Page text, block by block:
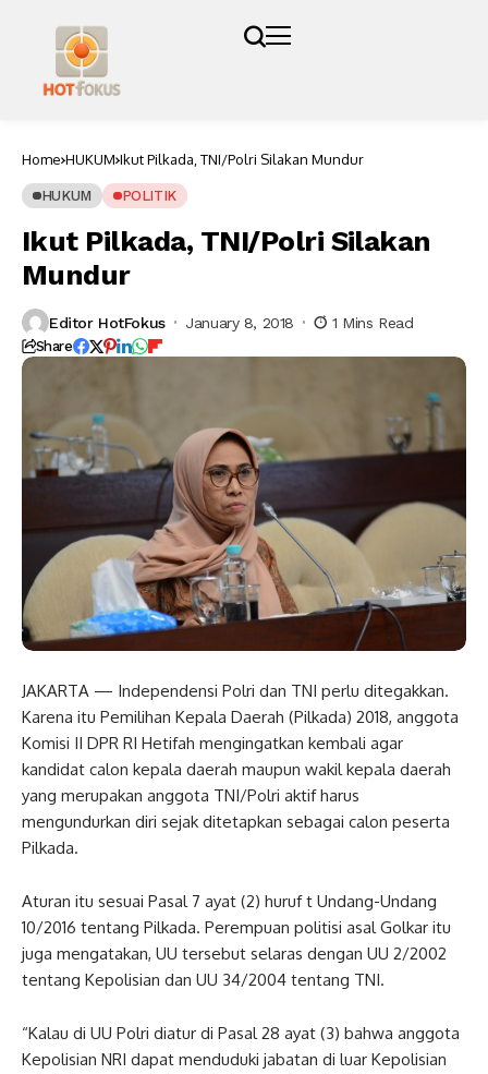
Home HUKUM Ikut Pilkada, TNI/Polri Silakan Mundur
HUKUM POLITIK
Ikut Pilkada, TNI/Polri Silakan
Mundur
Editor HotFokus January 8, 2018 1 Mins Read
Share
JAKARTA — Independensi Polri dan TNI perlu ditegakkan.
Karena itu Pemilihan Kepala Daerah (Pilkada) 2018, anggota
Komisi II DPR RI Hetifah mengingatkan kembali agar
kandidat calon kepala daerah maupun wakil kepala daerah
yang merupakan anggota TNI/Polri aktif harus
mengundurkan diri sejak ditetapkan sebagai calon peserta
Pilkada.
Aturan itu sesuai Pasal 7 ayat (2) huruf t Undang-Undang
10/2016 tentang Pilkada. Perempuan politisi asal Golkar itu
juga mengatakan, UU tersebut selaras dengan UU 2/2002
tentang Kepolisian dan UU 34/2004 tentang TNI.
“Kalau di UU Polri diatur di Pasal 28 ayat (3) bahwa anggota
Kepolisian NRI dapat menduduki jabatan di luar Kepolisian